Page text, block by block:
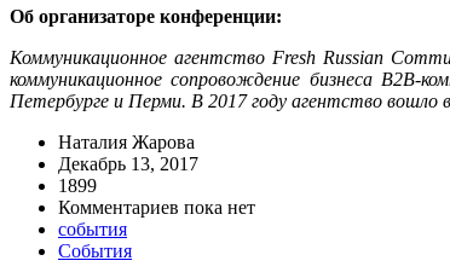
Об организаторе конференции:
Коммуникационное агентство Fresh Russian
коммуникационное сопровождение бизнеса
Петербурге и Перми. В 2017 году агентство вошло в
Наталия Жарова
Декабрь 13, 2017
1899
Комментариев пока нет
события
События